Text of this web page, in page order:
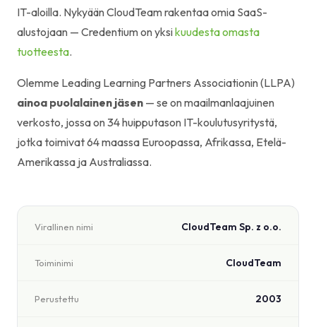
IT-aloilla. Nykyään CloudTeam rakentaa omia SaaS-
alustojaan — Credentium on yksikuudesta omasta
tuotteesta.
Olemme Leading Learning Partners Associationin (LLPA)
ainoa puolalainen jäsen — se on maailmanlaajuinen
verkosto, jossa on 34 huipputason IT-koulutusyritystä,
jotka toimivat 64 maassa Euroopassa, Afrikassa, Etelä-
Amerikassa ja Australiassa.
Virallinen nimi CloudTeam Sp. z o.o.
Toiminimi CloudTeam
Perustettu 2003